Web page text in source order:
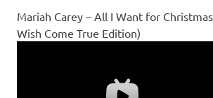
Mariah Carey – All I Want for
Wish Come True Edition)